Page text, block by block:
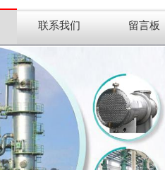
联系我们 留言板